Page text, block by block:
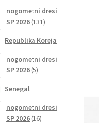
nogometni dresi
SP 2026 131131
Republika Koreja
nogometni dresi
SP 2026 55
Senegal
nogometni dresi
SP 2026 1616